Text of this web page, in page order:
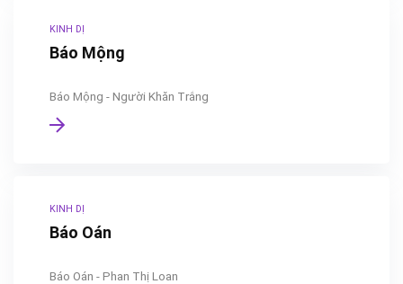
KINH DỊ
Báo Mộng
Báo Mộng - Người Khăn Trắng
KINH DỊ
Báo Oán
Báo Oán - Phan Thị Loan